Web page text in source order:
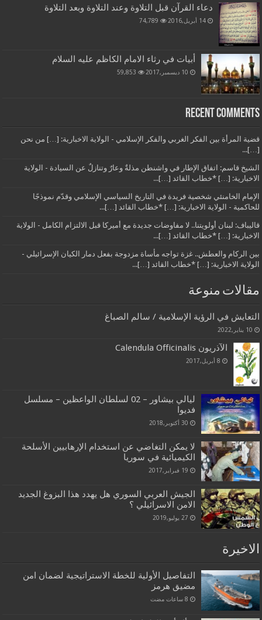
دعاء القرآن قبل التلاوة وعند التلاوة وبعد التلاوة
14 أبريل,2016 74,789
أبيات في رثاء الامام الكاظم عليه السلام
10 ديسمبر,2017 59,853
Recent Comments
قضية المرأة بين الفكر الغربي والفكر الإسلامي - الولاية الاخبارية: […] من نحن
[…]...
الشيخ قاسم: اتفاق الإطار في واشنطن مذلةٌ وعارٌ وتنازلٌ عن السيادة - الولاية
الاخبارية: […] *خطاب القائد […]...
الإمام الخامنئي شخصية فريدة في التاريخ السياسي الإسلامي وقدّم نموذجًا
للحاكمية - الولاية الاخبارية: […] *خطاب القائد […]...
قاليباف: لبنان أولويتنا.. لا مفاوضات جديدة مع أميركا قبل الالتزام الكامل - الولاية
الاخبارية: […] *خطاب القائد […]...
بين الركام والعطش.. غزة تواجه مأساة مزدوجة بفعل دمار الكيان الإسرائيلي -
الولاية الاخبارية: […] *خطاب القائد […]...
مقالات منوعة
التعايش في الرؤية الإسلامية / سالم الصباغ
10 يناير,2022
الآذريون Calendula Officinalis
8 أبريل,2017
ليالي بيشاور – 02 لسلطان الواعظين – مسلسل
فديوا
30 أكتوبر,2018
لا يمكن التغاضي عن استخدام الإرهابيين الأسلحة
الكيميائية في سوريا
19 فبراير,2017
الجيش العربي السوري هل يهدد هذا البزوغ الجديد
الامن الاسرائيلي ؟
27 يوليو,2019
الاخيرة
التفاصيل الأولية للخطة الاستراتيجية لضمان امن
مضيق هرمز